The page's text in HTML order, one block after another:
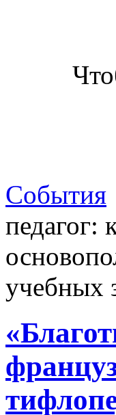
События
педагог:
учебных